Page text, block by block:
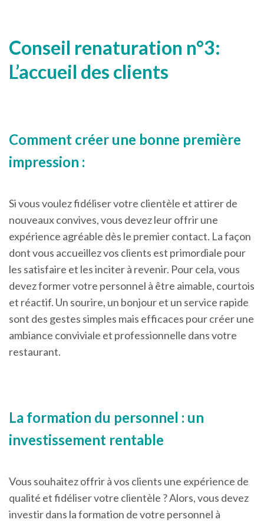
Conseil renaturation n°3:
L’accueil des clients
Comment créer une bonne première
impression :
Si vous voulez fidéliser votre clientèle et attirer de
nouveaux convives, vous devez leur offrir une
expérience agréable dès le premier contact. La façon
dont vous accueillez vos clients est primordiale pour
les satisfaire et les inciter à revenir. Pour cela, vous
devez former votre personnel à être aimable, courtois
et réactif. Un sourire, un bonjour et un service rapide
sont des gestes simples mais efficaces pour créer une
ambiance conviviale et professionnelle dans votre
restaurant.
La formation du personnel : un
investissement rentable
Vous souhaitez offrir à vos clients une expérience de
qualité et fidéliser votre clientèle ? Alors, vous devez
investir dans la formation de votre personnel à